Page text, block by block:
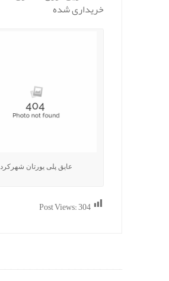
خریداری شده
عایق پلی یورتان شهرکرد
Post Views:304